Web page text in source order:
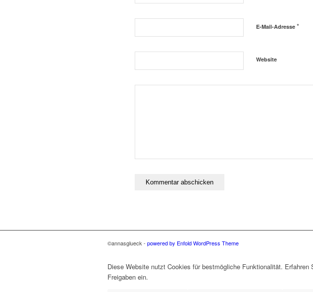
E-Mail-Adresse *
Website
©annasglueck - powered by Enfold WordPress Theme
Diese Website nutzt Cookies für bestmögliche Funktionalität.
Freigaben ein.